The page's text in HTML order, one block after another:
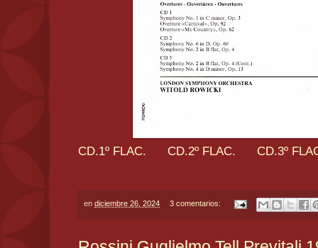
CD.1º FLAC. CD.2º FLAC. CD.3º
en diciembre 26, 2024 3 comentarios: